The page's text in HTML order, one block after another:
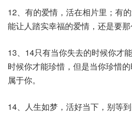
12、有的爱情，活在相片里；有
能让人踏实幸福的爱情，还是要那
13、14只有当你失去的时候你才
时候你才能珍惜，但是当你珍惜
属于你。
14、人生如梦，活好当下，别等